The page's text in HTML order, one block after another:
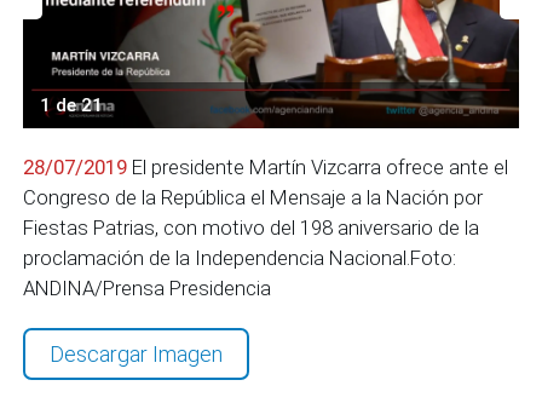
1 de 21
28/07/2019 El presidente Martín Vizcarra ofrece ante el
Congreso de la República el Mensaje a la Nación por
Fiestas Patrias, con motivo del 198 aniversario de la
proclamación de la Independencia Nacional.Foto:
ANDINA/Prensa Presidencia
Descargar Imagen